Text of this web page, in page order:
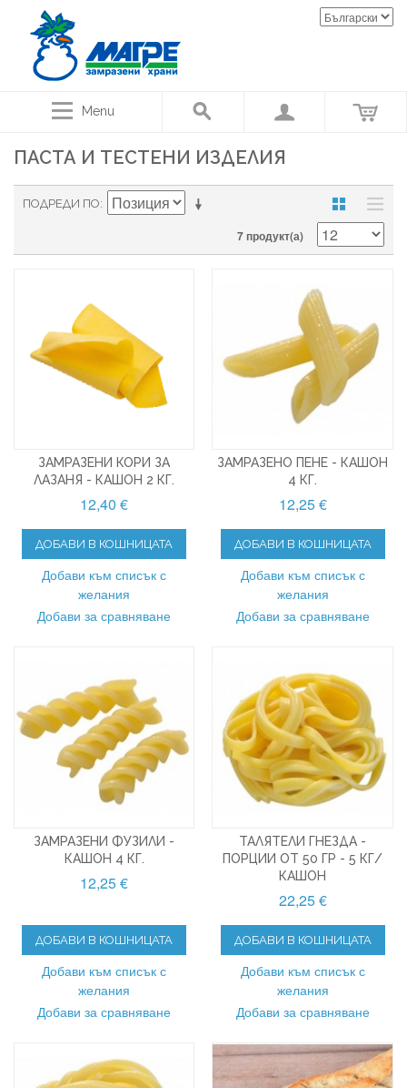
Menu
ПАСТА И ТЕСТЕНИ ИЗДЕЛИЯ
ПОДРЕДИ ПО
7 продукт(а)
ЗАМРАЗЕНИ КОРИ ЗА
ЛАЗАНЯ - КАШОН 2 КГ.
12,40 €
ДОБАВИ В КОШНИЦАТА
Добави към списък с
желания
Добави за сравняване
ЗАМРАЗЕНО ПЕНЕ - КАШОН
4 КГ.
12,25 €
ДОБАВИ В КОШНИЦАТА
Добави към списък с
желания
Добави за сравняване
ЗАМРАЗЕНИ ФУЗИЛИ -
КАШОН 4 КГ.
12,25 €
ДОБАВИ В КОШНИЦАТА
Добави към списък с
желания
Добави за сравняване
ТАЛЯТЕЛИ ГНЕЗДА -
ПОРЦИИ ОТ 50 ГР - 5 КГ/
КАШОН
22,25 €
ДОБАВИ В КОШНИЦАТА
Добави към списък с
желания
Добави за сравняване